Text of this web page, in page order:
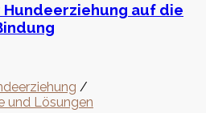
Hundeerziehung auf die
/
und Lösungen